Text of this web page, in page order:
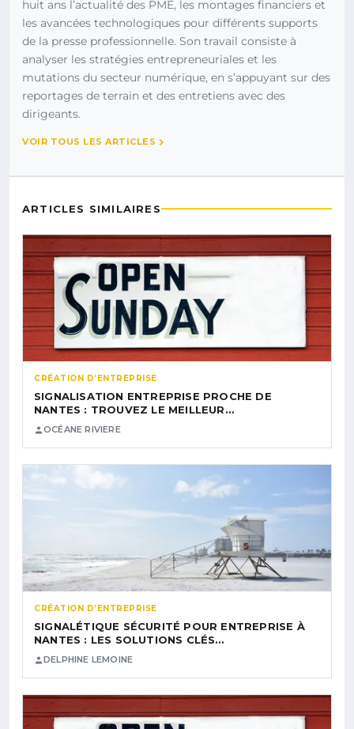
huit ans l’actualité des PME, les montages financiers et
les avancées technologiques pour différents supports
de la presse professionnelle. Son travail consiste à
analyser les stratégies entrepreneuriales et les
mutations du secteur numérique, en s’appuyant sur des
reportages de terrain et des entretiens avec des
dirigeants.
VOIR TOUS LES ARTICLES
ARTICLES SIMILAIRES
CRÉATION D’ENTREPRISE
SIGNALISATION ENTREPRISE PROCHE DE
NANTES : TROUVEZ LE MEILLEUR…
OCÉANE RIVIERE
CRÉATION D’ENTREPRISE
SIGNALÉTIQUE SÉCURITÉ POUR ENTREPRISE À
NANTES : LES SOLUTIONS CLÉS…
DELPHINE LEMOINE